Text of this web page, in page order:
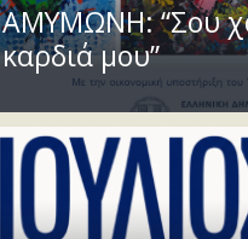
ΑΜΥΜΩΝΗ: “Σου
καρδιά μου”